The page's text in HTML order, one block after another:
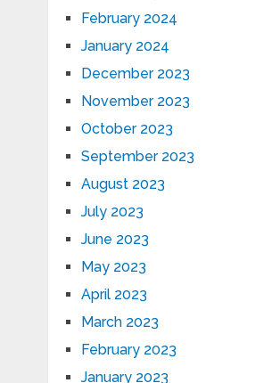
February 2024
January 2024
December 2023
November 2023
October 2023
September 2023
August 2023
July 2023
June 2023
May 2023
April 2023
March 2023
February 2023
January 2023